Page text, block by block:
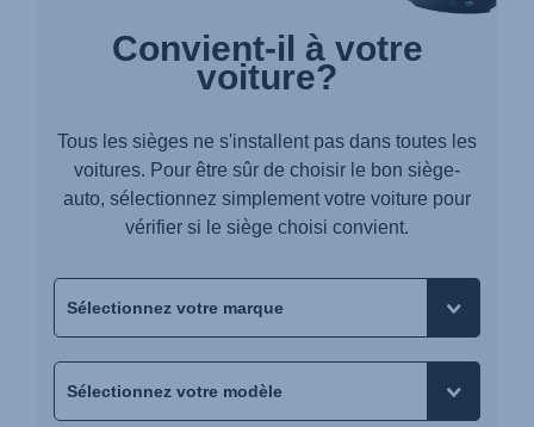
Convient-il à votre
voiture?
Tous les sièges ne s'installent pas dans toutes les
voitures. Pour être sûr de choisir le bon siège-
auto, sélectionnez simplement votre voiture pour
vérifier si le siège choisi convient.